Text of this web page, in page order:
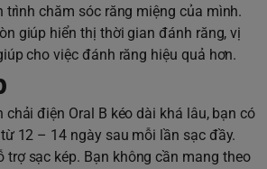
trình chăm sóc răng miệng của mình.
giúp hiển thị thời gian đánh răng, vị
cho việc đánh răng hiệu quả hơn.
điện Oral B kéo dài khá lâu, bạn có
12 – 14 ngày sau mỗi lần sạc đầy.
trợ sạc kép. Bạn không cần mang theo